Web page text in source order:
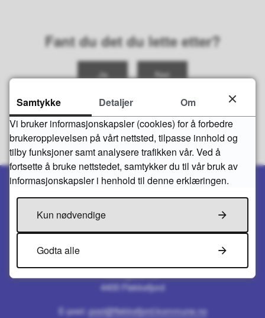
Fant du det du lette etter?
Ja Nei
4400 Flekkefjord
E-post:post@flekkefjord.kommune.no
Samtykke Detaljer
Om
Vi bruker informasjonskapsler (cookies) for å forbedre
brukeropplevelsen på vårt nettsted, tilpasse innhold og
tilby funksjoner samt analysere trafikken vår. Ved å
fortsette å bruke nettstedet, samtykker du til vår bruk av
informasjonskapsler i henhold til denne erklæringen.
Kun nødvendige
Godta alle